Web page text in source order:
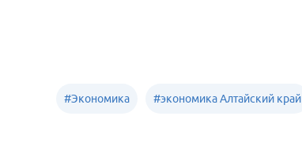
#Экономика #экономика Алтайский край